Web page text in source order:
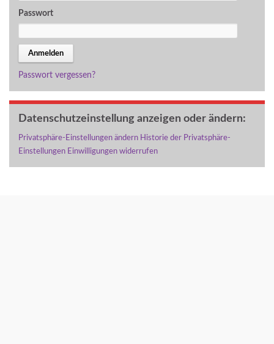
Passwort
Passwort vergessen?
Datenschutzeinstellung anzeigen oder ändern:
Privatsphäre-Einstellungen ändern Historie der Privatsphäre-
Einstellungen Einwilligungen widerrufen